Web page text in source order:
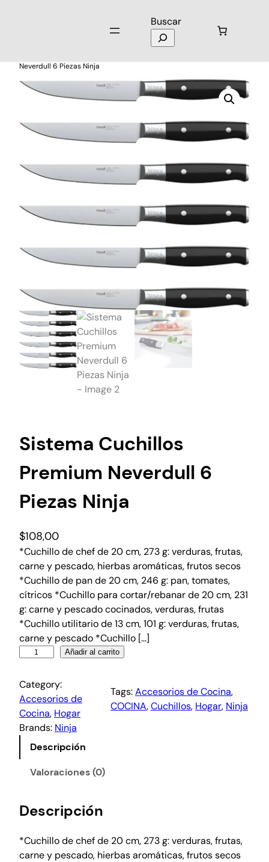
Buscar
Neverdull 6 Piezas Ninja
Sistema Cuchillos
Premium Neverdull 6
Piezas Ninja
$108,00
*Cuchillo de chef de 20 cm, 273 g: verduras, frutas,
carne y pescado, hierbas aromáticas, frutos secos
*Cuchillo de pan de 20 cm, 246 g: pan, tomates,
cítricos *Cuchillo para cortar/rebanar de 20 cm, 231
g: carne y pescado cocinados, verduras, frutas
*Cuchillo utilitario de 13 cm, 101 g: verduras, frutas,
carne y pescado *Cuchillo […]
Añadir al carrito
Category:
Accesorios de
Cocina, Hogar
Tags:Accesorios de Cocina,
COCINA, Cuchillos, Hogar, Ninja
Brands: Ninja
Descripción
Valoraciones (0)
Descripción
*Cuchillo de chef de 20 cm, 273 g: verduras, frutas,
carne y pescado, hierbas aromáticas, frutos secos